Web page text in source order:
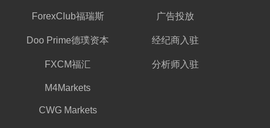
ForexClub福瑞斯
Doo Prime德璞资本
FXCM福汇
M4Markets
CWG Markets
广告投放
经纪商入驻
分析师入驻